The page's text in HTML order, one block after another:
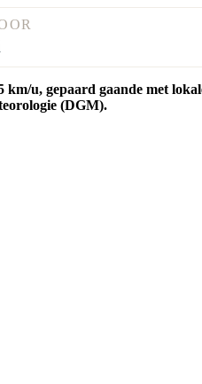
km/u, gepaard gaande met
(DGM).